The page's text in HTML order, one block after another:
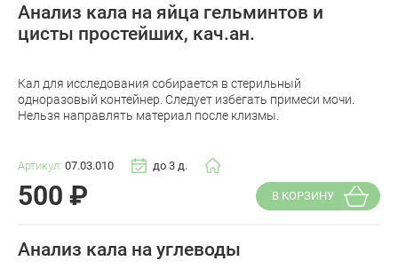
Анализ кала на яйца гельминтов и
цисты простейших, кач.ан.
Кал для исследования собирается в стерильный
одноразовый контейнер. Следует избегать примеси мочи.
Нельзя направлять материал после клизмы.
Артикул: 07.03.010 до 3 д.
500 ₽ В КОРЗИНУ
Анализ кала на углеводы